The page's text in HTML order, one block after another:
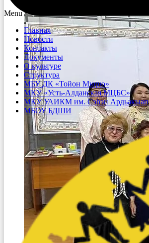
Menu
Главная
Новости
Контакты
Документы
О культуре
Структура
МБУ ДК «Тойон Мюрю»
МКУ «Усть-Алданская МЦБС»
МКУ УАИКМ им. Сэһэн Ардьакыап
МБОУ БДШИ